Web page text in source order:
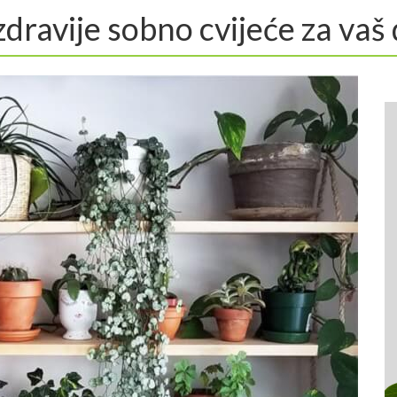
sobno cvijeće za vaš